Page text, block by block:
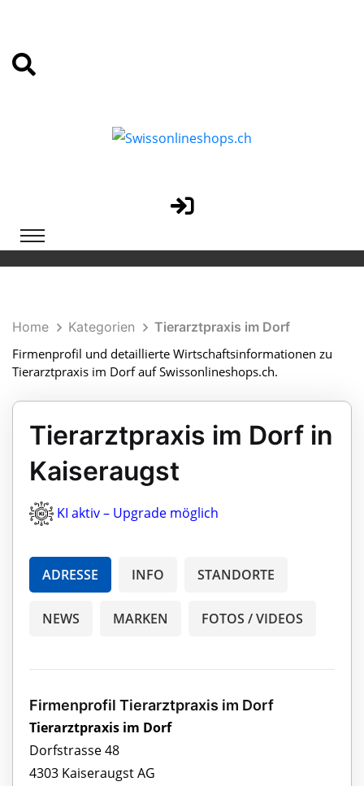
Home Kategorien
Tierarztpraxis im Dorf
Firmenprofil und detaillierte Wirtschaftsinformationen zu
Tierarztpraxis im Dorf auf Swissonlineshops.ch.
Tierarztpraxis im Dorf in
Kaiseraugst
KI aktiv – Upgrade möglich
ADRESSE INFO STANDORTE
NEWS MARKEN FOTOS / VIDEOS
Firmenprofil Tierarztpraxis im Dorf
Tierarztpraxis im Dorf
Dorfstrasse 48
4303 Kaiseraugst AG